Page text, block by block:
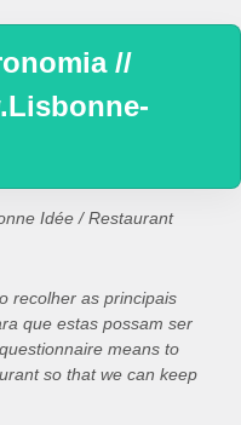
//
Idée / Restaurant
recolher as principais
que estas possam ser
means to
so that we can keep